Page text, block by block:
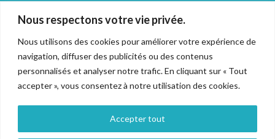
Nous respectons votre vie privée.
Nous utilisons des cookies pour améliorer votre expérience de
navigation, diffuser des publicités ou des contenus
personnalisés et analyser notre trafic. En cliquant sur « Tout
accepter », vous consentez à notre utilisation des cookies.
Accepter tout
Médiathèque
Mentions légales
CGV & Médiation
Politique de confidentialité
Accessibilité
Gestion des cookies